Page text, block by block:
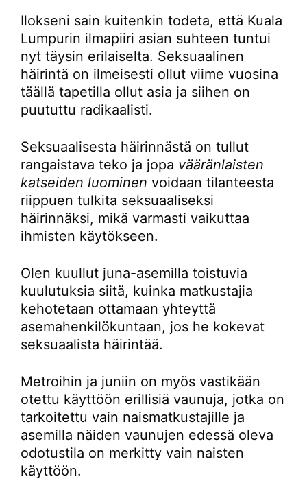
Ilokseni sain kuitenkin todeta, että Kuala
Lumpurin ilmapiiri asian suhteen tuntui
nyt täysin erilaiselta. Seksuaalinen
häirintä on ilmeisesti ollut viime vuosina
täällä tapetilla ollut asia ja siihen on
puututtu radikaalisti.
Seksuaalisesta häirinnästä on tullut
rangaistava teko ja jopa vääränlaisten
katseiden luominen voidaan tilanteesta
riippuen tulkita seksuaaliseksi
häirinnäksi, mikä varmasti vaikuttaa
ihmisten käytökseen.
Olen kuullut juna-asemilla toistuvia
kuulutuksia siitä, kuinka matkustajia
kehotetaan ottamaan yhteyttä
asemahenkilökuntaan, jos he kokevat
seksuaalista häirintää.
Metroihin ja juniin on myös vastikään
otettu käyttöön erillisiä vaunuja, jotka on
tarkoitettu vain naismatkustajille ja
asemilla näiden vaunujen edessä oleva
odotustila on merkitty vain naisten
käyttöön.